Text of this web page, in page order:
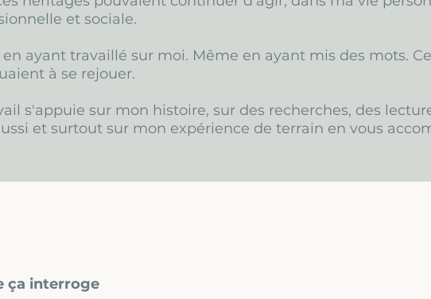
et sociale.
ayant travaillé sur moi. Même en ayant mis des mots.
à se rejouer.
s'appuie sur mon histoire, sur des recherches, des
et surtout sur mon expérience de terrain en vous
ça interroge